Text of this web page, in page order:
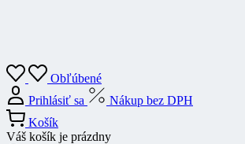
Obľúbené
Prihlásiť sa
Nákup bez DPH
Košík
Váš košík je prázdny